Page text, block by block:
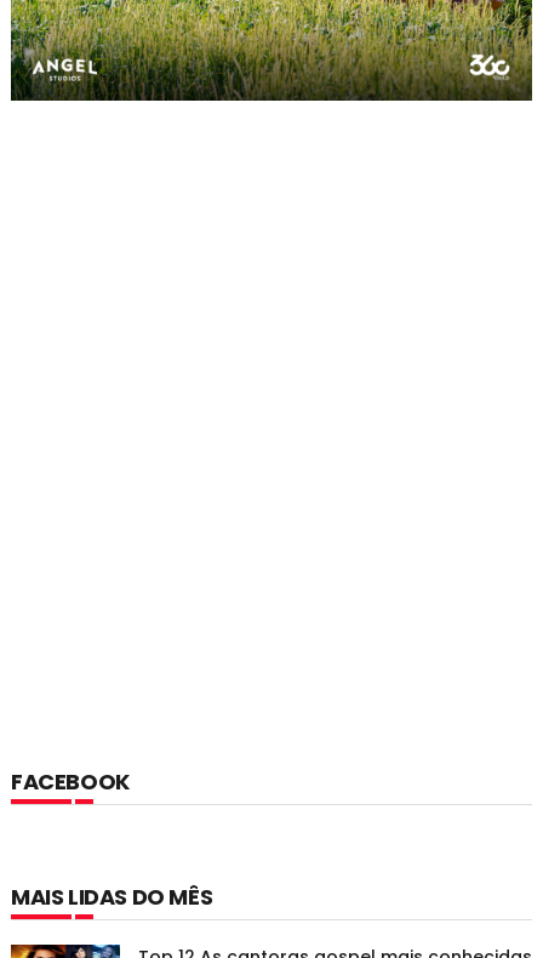
FACEBOOK
MAIS LIDAS DO MÊS